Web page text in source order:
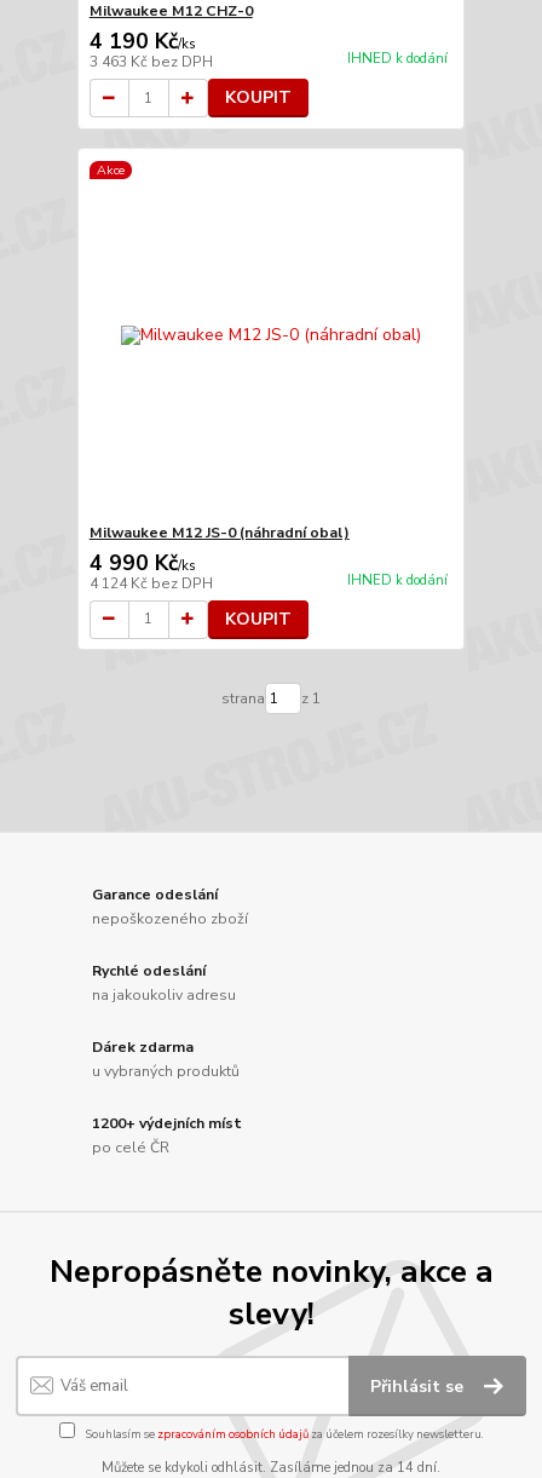
Milwaukee M12 CHZ-0
4 190 Kč/ks
3 463 Kč bez DPH IHNED k dodání
KOUPIT
Akce
Milwaukee M12 JS-0 (náhradní obal)
4 990 Kč/ks
4 124 Kč bez DPH IHNED k dodání
KOUPIT
strana z 1
Garance odeslání
nepoškozeného zboží
Rychlé odeslání
na jakoukoliv adresu
Dárek zdarma
u vybraných produktů
1200+ výdejních míst
po celé ČR
Nepropásněte novinky, akce a
slevy!
Přihlásit se
Souhlasím se zpracováním osobních údajůza účelem rozesílky newsletteru.
Můžete se kdykoli odhlásit. Zasíláme jednou za 14 dní.